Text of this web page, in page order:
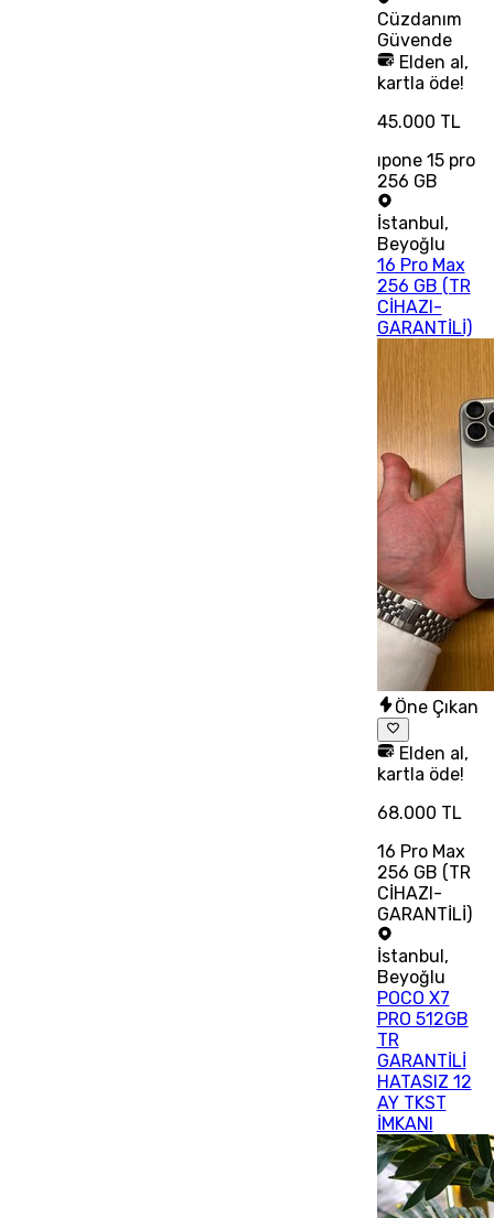
Cüzdanım
Güvende
Elden al,
kartla öde!
45.000 TL
ıpone 15 pro
256 GB
İstanbul,
Beyoğlu
16 Pro Max
256 GB (TR
CİHAZI-
GARANTİLİ)
Öne Çıkan
Elden al,
kartla öde!
68.000 TL
16 Pro Max
256 GB (TR
CİHAZI-
GARANTİLİ)
İstanbul ,
Beyoğlu
POCO X7
PRO 512GB
TR
GARANTİLİ
HATASIZ 12
AY TKST
İMKANI